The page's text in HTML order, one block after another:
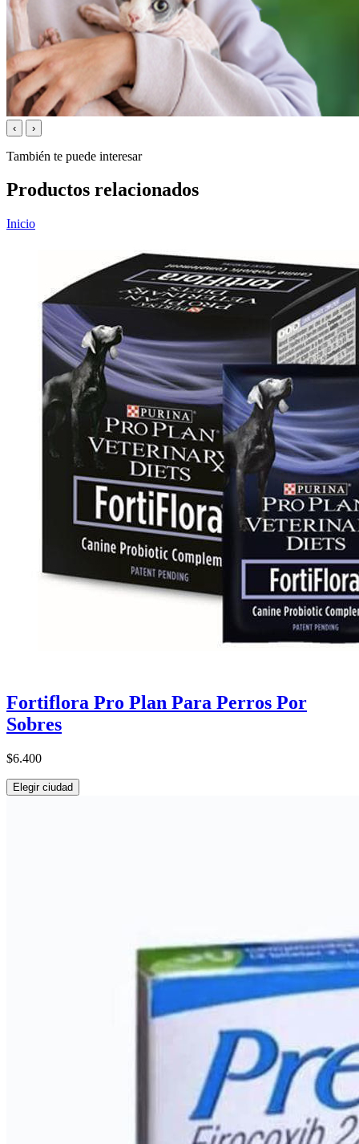
‹ ›
También te puede interesar
Productos relacionados
Inicio
Fortiflora Pro Plan Para Perros Por
Sobres
$6.400
Elegir ciudad